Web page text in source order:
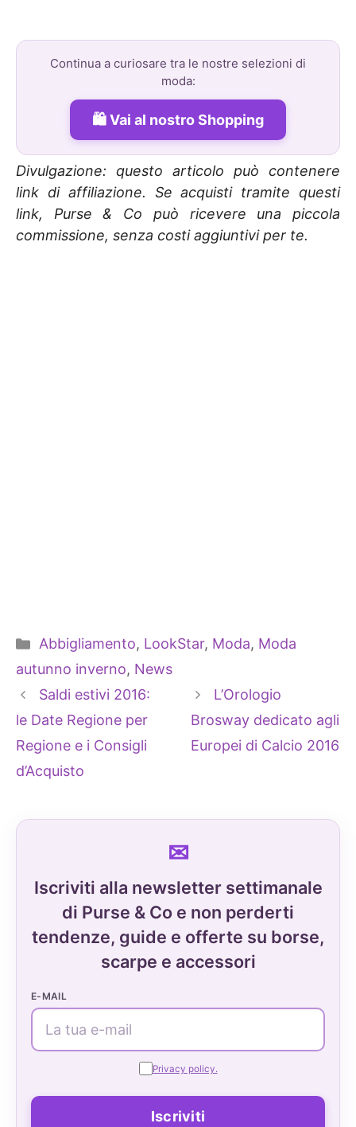
Continua a curiosare tra le nostre selezioni di
moda:
Vai al nostro Shopping
Divulgazione: questo articolo può contenere
link di affiliazione. Se acquisti tramite questi
link, Purse & Co può ricevere una piccola
commissione, senza costi aggiuntivi per te.
Categorie
Abbigliamento, LookStar, Moda, Moda
autunno inverno, News
Saldi estivi 2016:
le Date Regione per
Regione e i Consigli
d’Acquisto
L’Orologio
Brosway dedicato agli
Europei di Calcio 2016
Iscriviti alla newsletter settimanale
di Purse & Co e non perderti
tendenze, guide e offerte su borse,
scarpe e accessori
E-MAIL
Privacy policy.